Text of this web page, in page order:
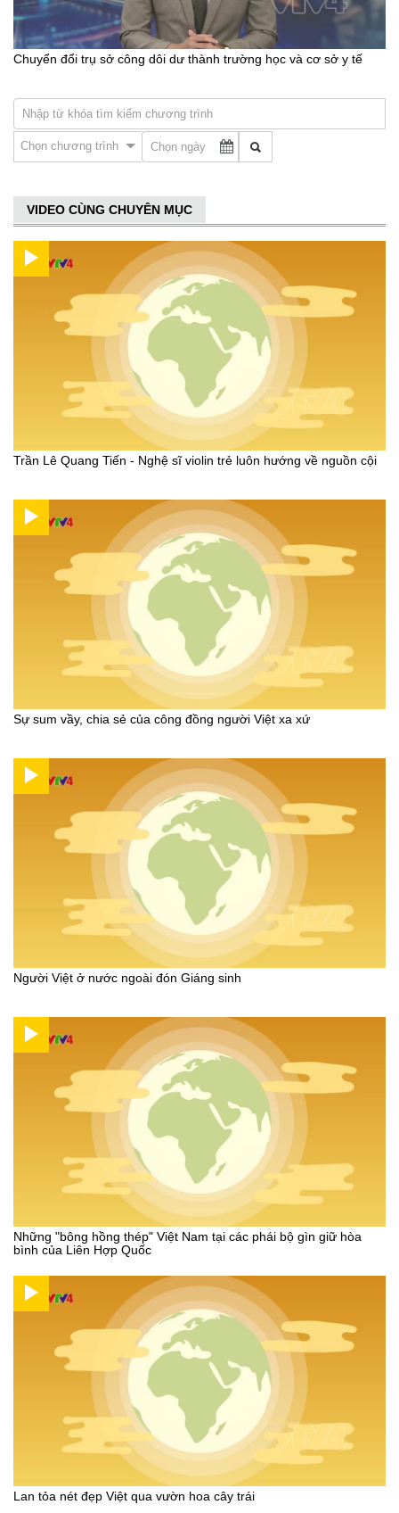
Chuyển đổi trụ sở công dôi dư thành trường học và cơ sở y tế
Chọn chương trình
VIDEO CÙNG CHUYÊN MỤC
Trần Lê Quang Tiến - Nghệ sĩ violin trẻ luôn hướng về nguồn cội
Sự sum vầy, chia sẻ của công đồng người Việt xa xứ
Người Việt ở nước ngoài đón Giáng sinh
Những "bông hồng thép" Việt Nam tại các phái bộ gìn giữ hòa
bình của Liên Hợp Quốc
Lan tỏa nét đẹp Việt qua vườn hoa cây trái